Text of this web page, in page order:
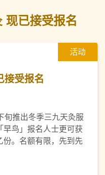
现已接受报名
活动
接受报名
旬推出冬季三九天灸服
鸟」报名人士更可获
。名额有限，先到先